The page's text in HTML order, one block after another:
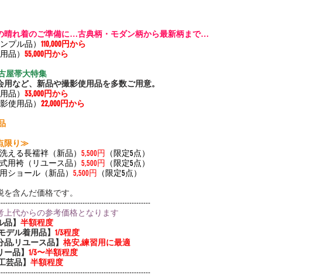
晴れ着のご準備に…古典柄・モダン柄から最新柄まで…
プル品） 110,000円から
品） 55,000円から
屋帯大特集
など、新品や撮影使用品を多数ご用意。
品） 33,000円から
使用品） 22,000円から
限り≫
える長襦袢（新品） 5,500円
（限定5点）
用袴（リユース品） 5,500円
（限定5点）
ショール（新品） 5,500円
（限定5点）
含んだ価格です。
代からの参考価格となります
】 半額程度
デル着用品】 1/3程度
品,リユース品】 格安,練習用に最適
ー品】 1/3〜半額程度
芸品】 半額程度